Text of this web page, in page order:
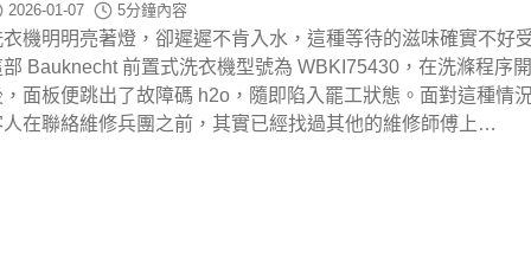
2026-01-07 5分鐘內容
衣機明明亮著燈，卻遲遲不肯入水，這種等待的滋味確實不好
部 Bauknecht 前置式洗衣機型號為 WBKI75430，在洗滌程序
，面板便跳出了故障碼 h2o，隨即陷入罷工狀態。面對這種情況
人在聯絡維修兵團之前，其實已經找過其他的維修師傅上…